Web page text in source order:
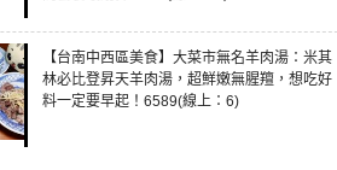
【台南中西區美食】大菜市無名羊肉湯：米其
林必比登昇天羊肉湯，超鮮嫩無腥羶，想吃好
料一定要早起！6589(線上：6)